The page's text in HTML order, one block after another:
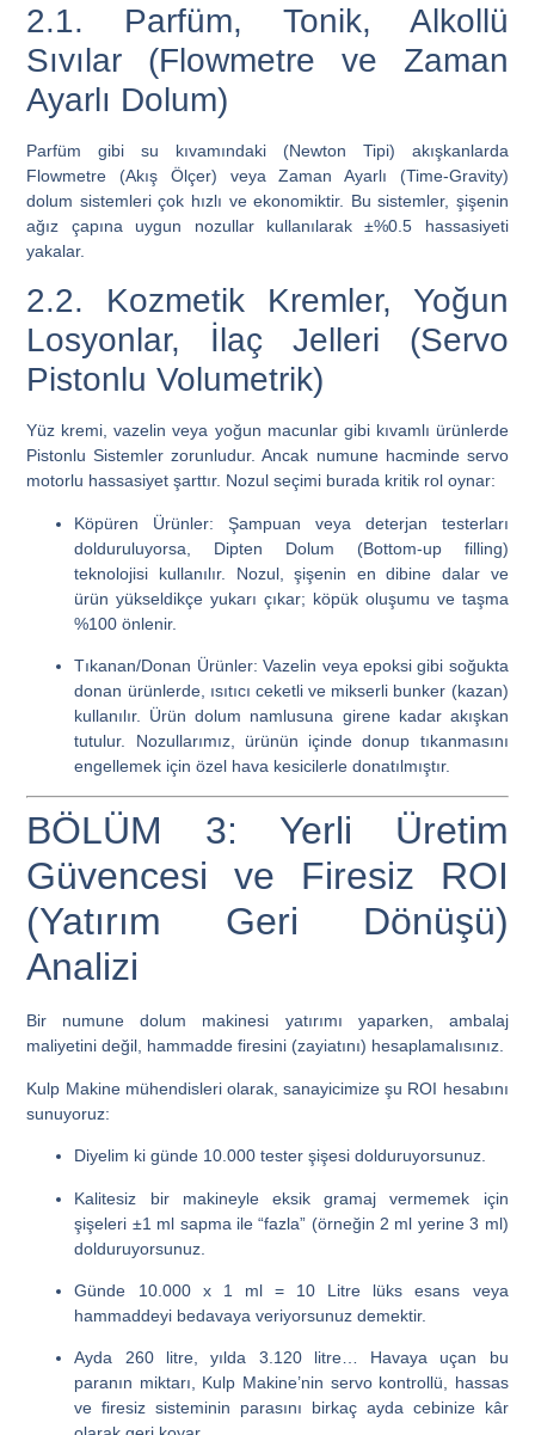
2.1. Parfüm, Tonik, Alkollü
Sıvılar (Flowmetre ve Zaman
Ayarlı Dolum)
Parfüm gibi su kıvamındaki (Newton Tipi) akışkanlarda
Flowmetre (Akış Ölçer) veyaZaman Ayarlı (Time-Gravity)
dolum sistemleri çok hızlı ve ekonomiktir. Bu sistemler, şişenin
ağız çapına uygun nozullar kullanılarak ±%0.5 hassasiyeti
yakalar.
2.2. Kozmetik Kremler, Yoğun
Losyonlar, İlaç Jelleri (Servo
Pistonlu Volumetrik)
Yüz kremi, vazelin veya yoğun macunlar gibi kıvamlı ürünlerde
Pistonlu Sistemler zorunludur. Ancak numune hacminde servo
motorlu hassasiyet şarttır. Nozul seçimi burada kritik rol oynar:
Köpüren Ürünler: Şampuan veya deterjan testerları
dolduruluyorsa, Dipten Dolum (Bottom-up filling)
teknolojisi kullanılır. Nozul, şişenin en dibine dalar ve
ürün yükseldikçe yukarı çıkar; köpük oluşumu ve taşma
%100 önlenir.
Tıkanan/Donan Ürünler: Vazelin veya epoksi gibi soğukta
donan ürünlerde, ısıtıcı ceketli ve mikserli bunker (kazan)
kullanılır. Ürün dolum namlusuna girene kadar akışkan
tutulur. Nozullarımız, ürünün içinde donup tıkanmasını
engellemek için özel hava kesicilerle donatılmıştır.
BÖLÜM 3: Yerli Üretim
Güvencesi ve Firesiz ROI
(Yatırım Geri Dönüşü)
Analizi
Bir numune dolum makinesi yatırımı yaparken, ambalaj
maliyetini değil, hammadde firesini (zayiatını) hesaplamalısınız.
Kulp Makine mühendisleri olarak, sanayicimize şu ROI hesabını
sunuyoruz:
Diyelim ki günde 10.000 tester şişesi dolduruyorsunuz.
Kalitesiz bir makineyle eksik gramaj vermemek için
şişeleri ±1 ml sapma ile “fazla” (örneğin 2 ml yerine 3 ml)
dolduruyorsunuz.
Günde 10.000 x 1 ml = 10 Litre lüks esans veya
hammaddeyi bedavaya veriyorsunuz demektir.
Ayda 260 litre, yılda 3.120 litre… Havaya uçan bu
paranın miktarı, Kulp Makine’nin servo kontrollü, hassas
ve firesiz sisteminin parasını birkaç ayda cebinize kâr